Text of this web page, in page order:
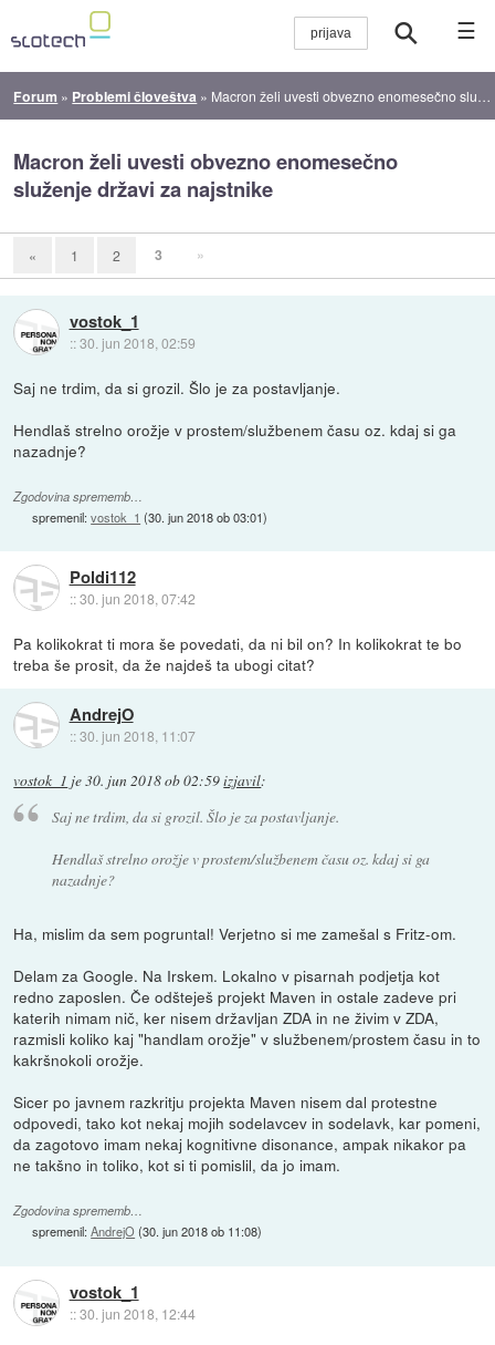
☰
Forum » Problemi človeštva » Macron želi uvesti obvezno enomesečno služenje državi za najstnike
Macron želi uvesti obvezno enomesečno
služenje državi za najstnike
« 1 2 3 »
vostok_1
::30. jun 2018, 02:59
Saj ne trdim, da si grozil. Šlo je za postavljanje.
Hendlaš strelno orožje v prostem/službenem času oz. kdaj si ga
nazadnje?
Zgodovina sprememb…
spremenil:vostok_1 (30. jun 2018 ob 03:01)
Poldi112
::30. jun 2018, 07:42
Pa kolikokrat ti mora še povedati, da ni bil on? In kolikokrat te bo
treba še prosit, da že najdeš ta ubogi citat?
AndrejO
::30. jun 2018, 11:07
vostok_1 je30. jun 2018 ob 02:59izjavil:
Saj ne trdim, da si grozil. Šlo je za postavljanje.
Hendlaš strelno orožje v prostem/službenem času oz. kdaj si ga
nazadnje?
Ha, mislim da sem pogruntal! Verjetno si me zamešal s Fritz-om.
Delam za Google. Na Irskem. Lokalno v pisarnah podjetja kot
redno zaposlen. Če odšteješ projekt Maven in ostale zadeve pri
katerih nimam nič, ker nisem državljan ZDA in ne živim v ZDA,
razmisli koliko kaj "handlam orožje" v službenem/prostem času in to
kakršnokoli orožje.
Sicer po javnem razkritju projekta Maven nisem dal protestne
odpovedi, tako kot nekaj mojih sodelavcev in sodelavk, kar pomeni,
da zagotovo imam nekaj kognitivne disonance, ampak nikakor pa
ne takšno in toliko, kot si ti pomislil, da jo imam.
Zgodovina sprememb…
spremenil:AndrejO(30. jun 2018 ob 11:08)
vostok_1
::30. jun 2018, 12:44